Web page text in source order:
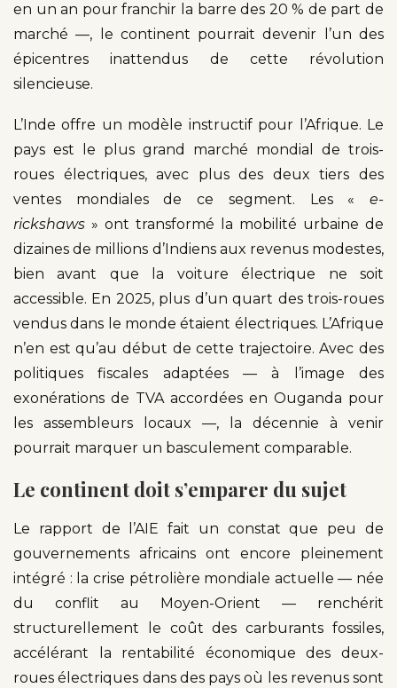
en un an pour franchir la barre des 20 % de part de
marché —, le continent pourrait devenir l’un des
épicentres inattendus de cette révolution
silencieuse.
L’Inde offre un modèle instructif pour l’Afrique. Le
pays est le plus grand marché mondial de trois-
roues électriques, avec plus des deux tiers des
ventes mondiales de ce segment. Les « e-
rickshaws » ont transformé la mobilité urbaine de
dizaines de millions d’Indiens aux revenus modestes,
bien avant que la voiture électrique ne soit
accessible. En 2025, plus d’un quart des trois-roues
vendus dans le monde étaient électriques. L’Afrique
n’en est qu’au début de cette trajectoire. Avec des
politiques fiscales adaptées — à l’image des
exonérations de TVA accordées en Ouganda pour
les assembleurs locaux —, la décennie à venir
pourrait marquer un basculement comparable.
Le continent doit s’emparer du sujet
Le rapport de l’AIE fait un constat que peu de
gouvernements africains ont encore pleinement
intégré : la crise pétrolière mondiale actuelle — née
du conflit au Moyen-Orient — renchérit
structurellement le coût des carburants fossiles,
accélérant la rentabilité économique des deux-
roues électriques dans des pays où les revenus sont